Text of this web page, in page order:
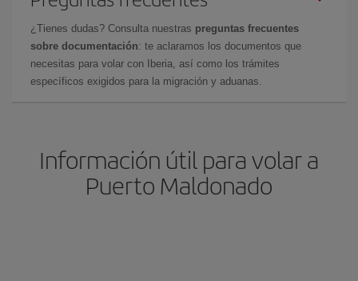
¿Tienes dudas? Consulta nuestras preguntas frecuentes
sobre documentación: te aclaramos los documentos que
necesitas para volar con Iberia, así como los trámites
específicos exigidos para la migración y aduanas.
Información útil para volar a
Puerto Maldonado